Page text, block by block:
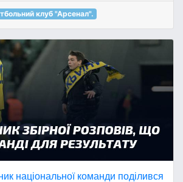
клуб "Арсенал".
національної команди поділився